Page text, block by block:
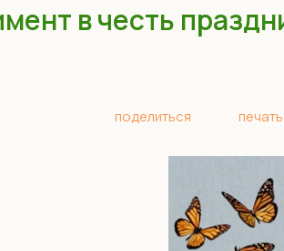
в честь
поделиться печать